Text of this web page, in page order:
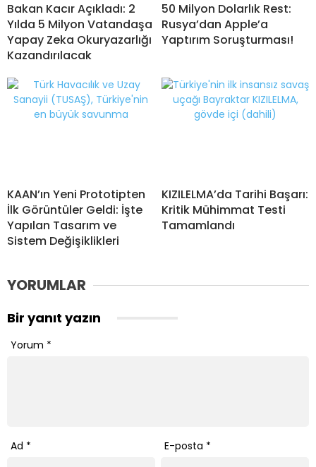
Bakan Kacır Açıkladı: 2
Yılda 5 Milyon Vatandaşa
Yapay Zeka Okuryazarlığı
Kazandırılacak
50 Milyon Dolarlık Rest:
Rusya’dan Apple’a
Yaptırım Soruşturması!
KAAN’ın Yeni Prototipten
İlk Görüntüler Geldi: İşte
Yapılan Tasarım ve
Sistem Değişiklikleri
KIZILELMA’da Tarihi Başarı:
Kritik Mühimmat Testi
Tamamlandı
YORUMLAR
Bir yanıt yazın
Yorum *
Ad * E-posta *